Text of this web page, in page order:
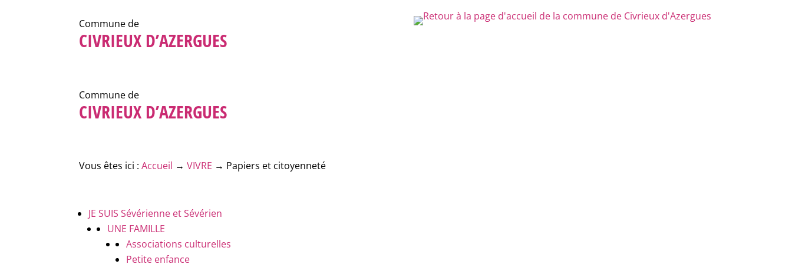
Commune de
CIVRIEUX D’AZERGUES
Commune de
CIVRIEUX D’AZERGUES
Vous êtes ici :Accueil →VIVRE → Papiers et citoyenneté
JE SUIS Sévérienne et Sévérien
UNE FAMILLE
Associations culturelles
Petite enfance